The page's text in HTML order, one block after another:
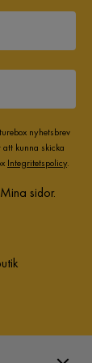
nyhetsbrev
kunna skicka
Integritetspolicy.
sidor.